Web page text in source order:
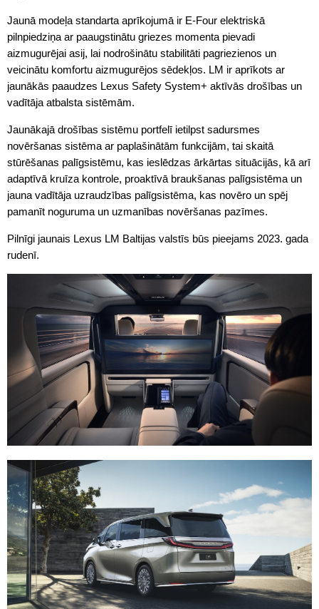
Jaunā modeļa standarta aprīkojumā ir E-Four elektriskā
pilnpiedziņa ar paaugstinātu griezes momenta pievadi
aizmugurējai asij, lai nodrošinātu stabilitāti pagriezienos un
veicinātu komfortu aizmugurējos sēdekļos. LM ir aprīkots ar
jaunākās paaudzes Lexus Safety System+ aktīvās drošības un
vadītāja atbalsta sistēmām.
Jaunākajā drošības sistēmu portfelī ietilpst sadursmes
novēršanas sistēma ar paplašinātām funkcijām, tai skaitā
stūrēšanas palīgsistēmu, kas ieslēdzas ārkārtas situācijās, kā arī
adaptīvā kruīza kontrole, proaktīvā braukšanas palīgsistēma un
jauna vadītāja uzraudzības palīgsistēma, kas novēro un spēj
pamanīt noguruma un uzmanības novēršanas pazīmes.
Pilnīgi jaunais Lexus LM Baltijas valstīs būs pieejams 2023. gada
rudenī.